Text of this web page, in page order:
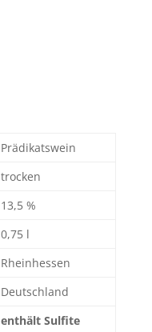
Prädikatswein
trocken
13,5 %
0,75 l
Rheinhessen
Deutschland
enthält Sulfite